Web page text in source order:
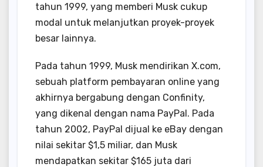
tahun 1999, yang memberi Musk cukup
modal untuk melanjutkan proyek-proyek
besar lainnya.
Pada tahun 1999, Musk mendirikan X.com,
sebuah platform pembayaran online yang
akhirnya bergabung dengan Confinity,
yang dikenal dengan nama PayPal. Pada
tahun 2002, PayPal dijual ke eBay dengan
nilai sekitar $1,5 miliar, dan Musk
mendapatkan sekitar $165 juta dari